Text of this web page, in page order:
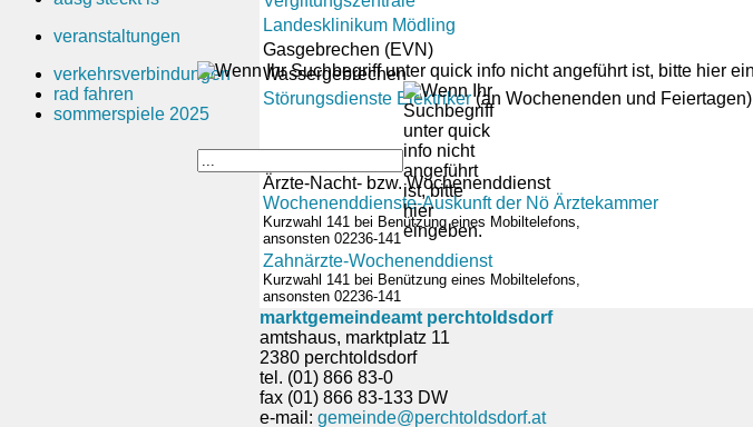
veranstaltungen
verkehrsverbindungen
rad fahren
sommerspiele 2025
Landesklinikum Mödling
Gasgebrechen (EVN)
Wassergebrechen
Störungsdienste Elektriker(an Wochenenden und Feiertagen)
Ärzte-Nacht- bzw. Wochenenddienst
Wochenenddienste-Auskunft der Nö Ärztekammer
Kurzwahl 141 bei Benützung eines Mobiltelefons,
ansonsten 02236-141
Zahnärzte-Wochenenddienst
Kurzwahl 141 bei Benützung eines Mobiltelefons,
ansonsten 02236-141
marktgemeindeamt perchtoldsdorf
amtshaus, marktplatz 11
2380 perchtoldsdorf
tel. (01) 866 83-0
fax (01) 866 83-133 DW
e-mail: gemeinde@perchtoldsdorf.at